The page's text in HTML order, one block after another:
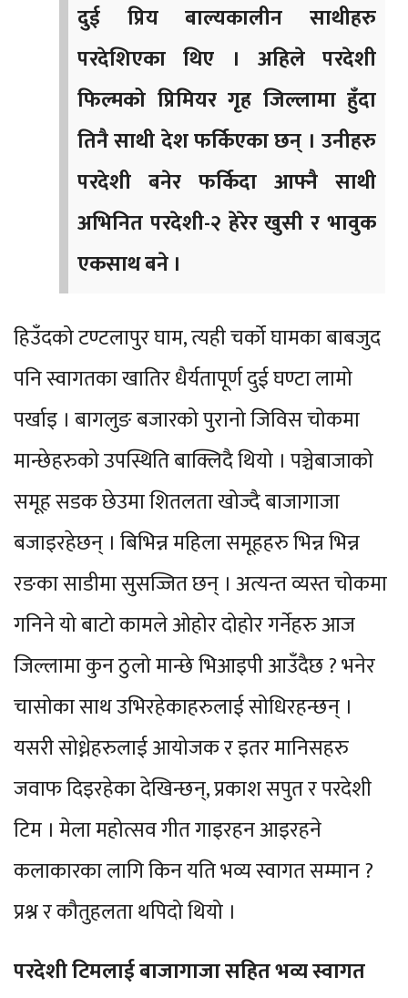
दुई प्रिय बाल्यकालीन साथीहरु
परदेशिएका थिए । अहिले परदेशी
फिल्मको प्रिमियर गृह जिल्लामा हुँदा
तिनै साथी देश फर्किएका छन् । उनीहरु
परदेशी बनेर फर्किदा आफ्नै साथी
अभिनित परदेशी-२ हेरेर खुसी र भावुक
एकसाथ बने ।
हिउँदको टण्टलापुर घाम, त्यही चर्को घामका बाबजुद
पनि स्वागतका खातिर धैर्यतापूर्ण दुई घण्टा लामो
पर्खाइ । बागलुङ बजारको पुरानो जिविस चोकमा
मान्छेहरुको उपस्थिति बाक्लिदै थियो । पञ्चेबाजाको
समूह सडक छेउमा शितलता खोज्दै बाजागाजा
बजाइरहेछन् । बिभिन्न महिला समूहहरु भिन्न भिन्न
रङका साडीमा सुसज्जित छन् । अत्यन्त व्यस्त चोकमा
गनिने यो बाटो कामले ओहोर दोहोर गर्नेहरु आज
जिल्लामा कुन ठुलो मान्छे भिआइपी आउँदैछ ? भनेर
चासोका साथ उभिरहेकाहरुलाई सोधिरहन्छन् ।
यसरी सोध्नेहरुलाई आयोजक र इतर मानिसहरु
जवाफ दिइरहेका देखिन्छन्, प्रकाश सपुत र परदेशी
टिम । मेला महोत्सव गीत गाइरहन आइरहने
कलाकारका लागि किन यति भव्य स्वागत सम्मान ?
प्रश्न र कौतुहलता थपिदो थियो ।
परदेशी टिमलाई बाजागाजा सहित भव्य स्वागत